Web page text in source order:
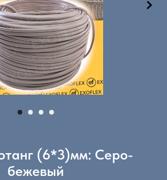
(6*3)мм: Серо-
бежевый